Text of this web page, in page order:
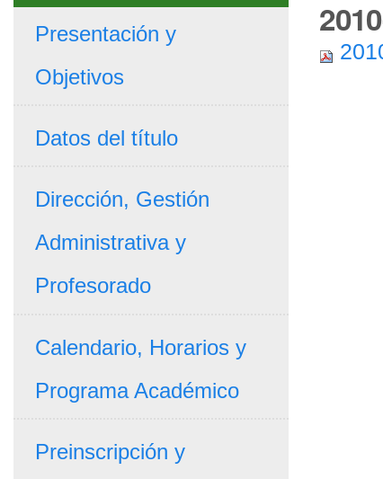
Presentación y
Objetivos
Datos del título
Dirección, Gestión
Administrativa y
Profesorado
Calendario, Horarios y
Programa Académico
Preinscripción y